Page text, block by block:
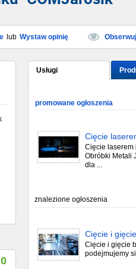
lub Wystaw opinię Obserwuj
0
Usługi
promowane ogłoszenia
Cięcie
Cięcie laserem
Obróbki Metali
dla ...
znalezione ogłoszenia
Cięcie i
Cięcie i gięcie
podejmujemy